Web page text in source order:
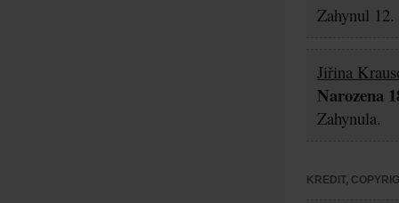
Zahynul
Jiřina
Narozena
Zahynula.
KREDIT,